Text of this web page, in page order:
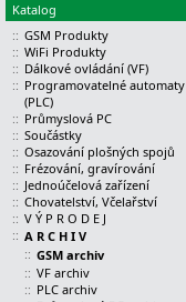
Katalog
:: GSM Produkty
:: WiFi Produkty
:: Dálkové ovládání (VF)
:: Programovatelné automaty
(PLC)
:: Průmyslová PC
:: Součástky
:: Osazování plošných spojů
:: Frézování, gravírování
:: Jednoúčelová zařízení
:: Chovatelství, Včelařství
:: V Ý P R O D E J
:: A R C H I V
:: GSM archiv
:: VF archiv
:: PLC archiv